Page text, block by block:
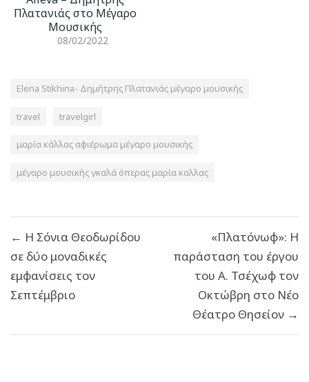
Πλατανιάς στο Μέγαρο
Μουσικής
08/02/2022
Elena Stikhina- Δημήτρης Πλατανιάς μέγαρο μουσικής
travel travelgirl
μαρία κάλλας αφιέρωμα μέγαρο μουσικής
μέγαρο μουσικής γκαλά όπερας μαρία καλλας
άρθρων
← Η Σόνια Θεοδωρίδου
σε δύο μοναδικές
εμφανίσεις τον
Σεπτέμβριο
«Πλατόνωφ»: Η
παράσταση του έργου
του Α. Τσέχωφ τον
Οκτώβρη στο Νέο
Θέατρο Θησείον →